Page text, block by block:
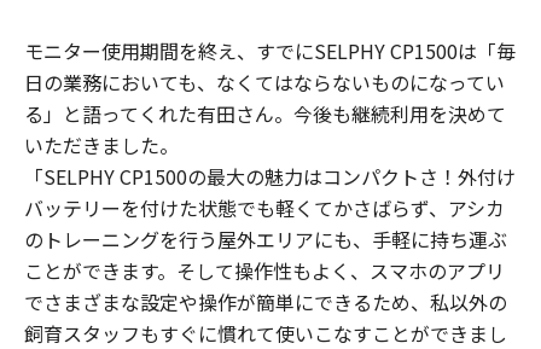
モニター使用期間を終え、すでにSELPHY CP1500は「毎
日の業務においても、なくてはならないものになってい
る」と語ってくれた有田さん。今後も継続利用を決めて
いただきました。
「SELPHY CP1500の最大の魅力はコンパクトさ！外付け
バッテリーを付けた状態でも軽くてかさばらず、アシカ
のトレーニングを行う屋外エリアにも、手軽に持ち運ぶ
ことができます。そして操作性もよく、スマホのアプリ
でさまざまな設定や操作が簡単にできるため、私以外の
飼育スタッフもすぐに慣れて使いこなすことができまし